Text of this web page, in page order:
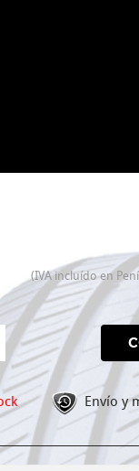
(IVA incluído en
Envío y